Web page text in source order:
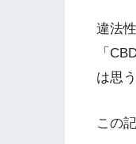
違法
「
は思
この